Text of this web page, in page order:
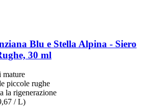
Blu e Stella Alpina -​ Siero
30 ml
mature
piccole rughe
la rigenerazione
/ L)